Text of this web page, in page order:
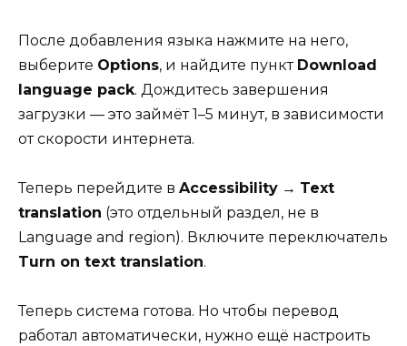
После добавления языка нажмите на него,
выберите Options, и найдите пункт Download
language pack. Дождитесь завершения
загрузки — это займёт 1–5 минут, в зависимости
от скорости интернета.
Теперь перейдите в Accessibility → Text
translation (это отдельный раздел, не в
Language and region). Включите переключатель
Turn on text translation.
Теперь система готова. Но чтобы перевод
работал автоматически, нужно ещё настроить